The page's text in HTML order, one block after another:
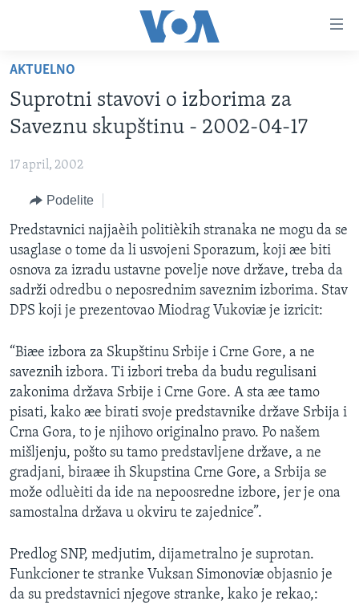
glavni
sadržaj
Idi
na
glavnu
navigaciju
pretragu
RUBRIKE
BALKAN
GLOBALNE TEME
EKONOMIJA
NAUKA I TEHNOLOGIJA
MEDICINA
KULTURA
DRUŠTVO
SPORT
INTERVJU
OTVORENI STUDIO
IZ AMERIKE
PRATITE NAS
Jezici
AKTUELNO
Suprotni stavovi o izborima za
Saveznu skupštinu - 2002-04-17
17 april, 2002
Podelite
Predstavnici najjaèih politièkih stranaka ne mogu da se
usaglase o tome da li usvojeni Sporazum, koji æe biti
osnova za izradu ustavne povelje nove države, treba da
sadrži odredbu o neposrednim saveznim izborima. Stav
DPS koji je prezentovao Miodrag Vukoviæ je izricit:
“Biæe izbora za Skupštinu Srbije i Crne Gore, a ne
saveznih izbora. Ti izbori treba da budu regulisani
zakonima država Srbije i Crne Gore. A sta æe tamo
pisati, kako æe birati svoje predstavnike države Srbija i
Crna Gora, to je njihovo originalno pravo. Po našem
mišljenju, pošto su tamo predstavljene države, a ne
gradjani, biraæe ih Skupstina Crne Gore, a Srbija se
može odluèiti da ide na nepoosredne izbore, jer je ona
samostalna država u okviru te zajednice”.
Predlog SNP, medjutim, dijametralno je suprotan.
Funkcioner te stranke Vuksan Simonoviæ objasnio je
da su predstavnici njegove stranke, kako je rekao,: